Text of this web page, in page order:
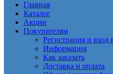
Главная
Каталог
Акции
Покупателям
Регистрация и
Информация
Как заказать
Доставка и оплата